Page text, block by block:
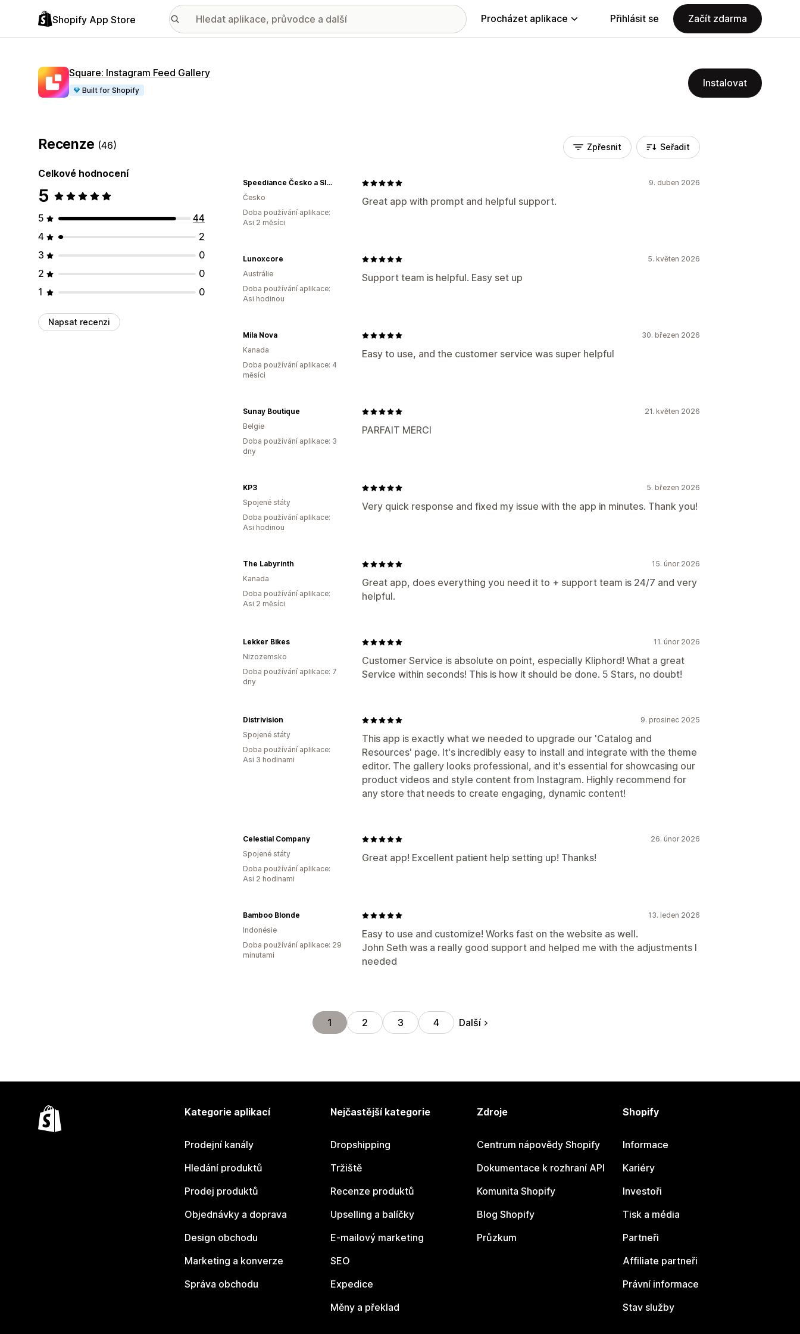
Shopify App Store Procházet aplikace Přihlásit se Začít zdarma
Square: Instagram Feed Gallery
Built for Shopify
Instalovat
Recenze (46)
Celkové hodnocení
5
5
44
4
2
3
0
2
0
1
0
Napsat recenzi
Zpřesnit Seřadit
9. duben 2026
Great app with prompt and helpful support.
Speediance Česko a Slovensko
Česko
Doba používání aplikace:
Asi 2 měsíci
5. květen 2026
Support team is helpful. Easy set up
Lunoxcore
Austrálie
Doba používání aplikace:
Asi hodinou
30. březen 2026
Easy to use, and the customer service was super helpful
Mila Nova
Kanada
Doba používání aplikace: 4
měsíci
21. květen 2026
PARFAIT MERCI
Sunay Boutique
Belgie
Doba používání aplikace: 3
dny
5. březen 2026
Very quick response and fixed my issue with the app in minutes. Thank you!
KP3
Spojené státy
Doba používání aplikace:
Asi hodinou
15. únor 2026
Great app, does everything you need it to + support team is 24/7 and very
helpful.
The Labyrinth
Kanada
Doba používání aplikace:
Asi 2 měsíci
11. únor 2026
Customer Service is absolute on point, especially Kliphord! What a great
Service within seconds! This is how it should be done. 5 Stars, no doubt!
Lekker Bikes
Nizozemsko
Doba používání aplikace: 7
dny
9. prosinec 2025
This app is exactly what we needed to upgrade our 'Catalog and
Resources' page. It's incredibly easy to install and integrate with the theme
editor. The gallery looks professional, and it's essential for showcasing our
product videos and style content from Instagram. Highly recommend for
any store that needs to create engaging, dynamic content!
Distrivision
Spojené státy
Doba používání aplikace:
Asi 3 hodinami
26. únor 2026
Great app! Excellent patient help setting up! Thanks!
Celestial Company
Spojené státy
Doba používání aplikace:
Asi 2 hodinami
13. leden 2026
Easy to use and customize! Works fast on the website as well.
John Seth was a really good support and helped me with the adjustments I
needed
Bamboo Blonde
Indonésie
Doba používání aplikace: 29
minutami
1 2 3 4 Další
Kategorie aplikací
Prodejní kanály
Hledání produktů
Prodej produktů
Objednávky a doprava
Design obchodu
Marketing a konverze
Správa obchodu
Nejčastější kategorie
Dropshipping
Tržiště
Recenze produktů
Upselling a balíčky
E-mailový marketing
SEO
Expedice
Měny a překlad
Zdroje
Centrum nápovědy Shopify
Dokumentace k rozhraní API
Komunita Shopify
Blog Shopify
Průzkum
Shopify
Informace
Kariéry
Investoři
Tisk a média
Partneři
Affiliate partneři
Právní informace
Stav služby